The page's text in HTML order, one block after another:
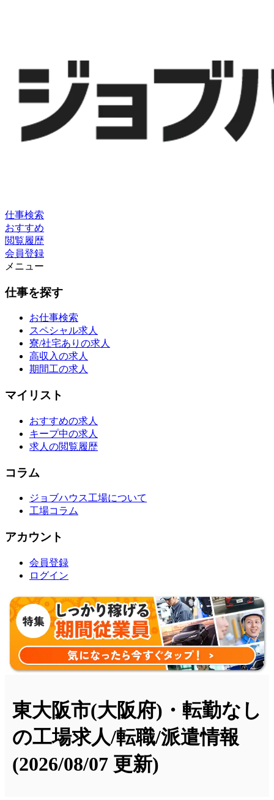
仕事検索
おすすめ
閲覧履歴
会員登録
メニュー
仕事を探す
お仕事検索
スペシャル求人
寮/社宅ありの求人
高収入の求人
期間工の求人
マイリスト
おすすめの求人
キープ中の求人
求人の閲覧履歴
コラム
ジョブハウス工場について
工場コラム
アカウント
会員登録
ログイン
東大阪市(大阪府)・転勤なし
の工場求人/転職/派遣情報
(2026/08/07 更新)